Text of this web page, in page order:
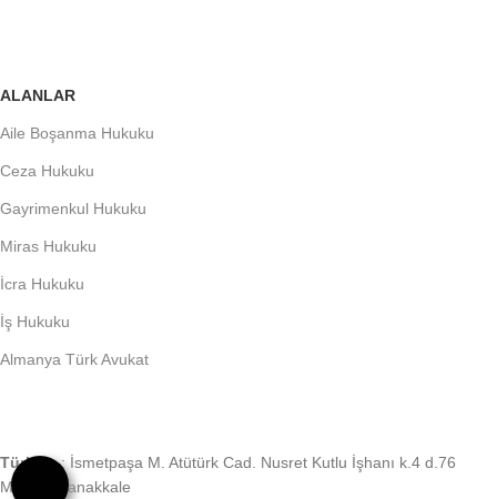
ALANLAR
Aile Boşanma Hukuku
Ceza Hukuku
Gayrimenkul Hukuku
Miras Hukuku
İcra Hukuku
İş Hukuku
Almanya Türk Avukat
Türkiye: İsmetpaşa M. Atütürk Cad. Nusret Kutlu İşhanı k.4 d.76
Merkez Çanakkale